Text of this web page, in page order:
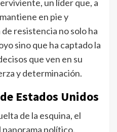
un líder que, a
en pie y
resistencia no solo ha
sino que ha captado la
que ven en su
y determinación.
Estados Unidos
de la esquina, el
político.